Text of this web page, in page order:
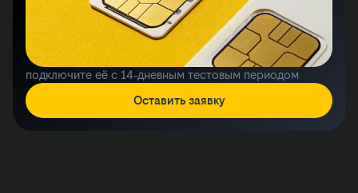
подключите её с 14‑дневным тестовым периодом
Оставить заявку